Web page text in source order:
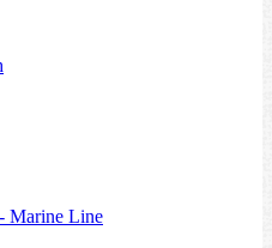
Marine Line